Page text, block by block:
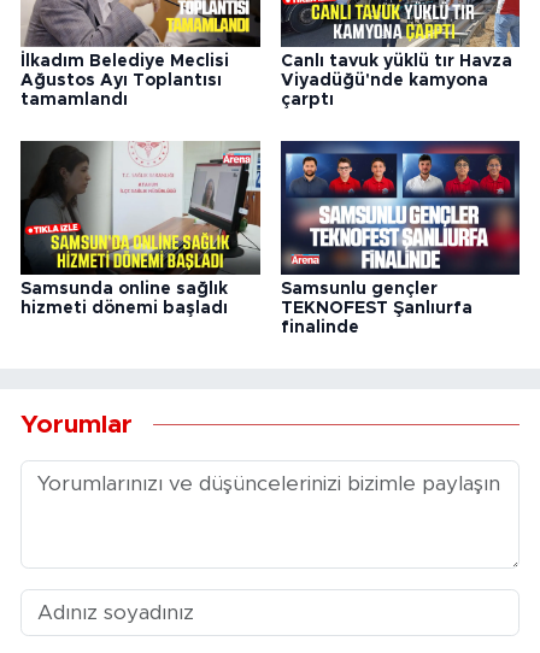
İlkadım Belediye Meclisi
Ağustos Ayı Toplantısı
tamamlandı
Canlı tavuk yüklü tır Havza
Viyadüğü'nde kamyona
çarptı
Samsunda online sağlık
hizmeti dönemi başladı
Samsunlu gençler
TEKNOFEST Şanlıurfa
finalinde
Yorumlar